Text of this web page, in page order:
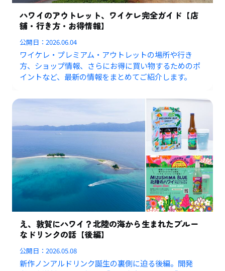
ハワイのアウトレット、ワイケレ完全ガイド【店
舗・行き方・お得情報】
公開日：2026.06.04
ワイケレ・プレミアム・アウトレットの場所や行き
方、ショップ情報、さらにお得に買い物するためのポ
イントなど、最新の情報をまとめてご紹介します。
え、敦賀にハワイ？北陸の海から生まれたブルー
なドリンクの話【後編】
公開日：2026.05.08
新作ノンアルドリンク誕生の裏側に迫る後編。開発